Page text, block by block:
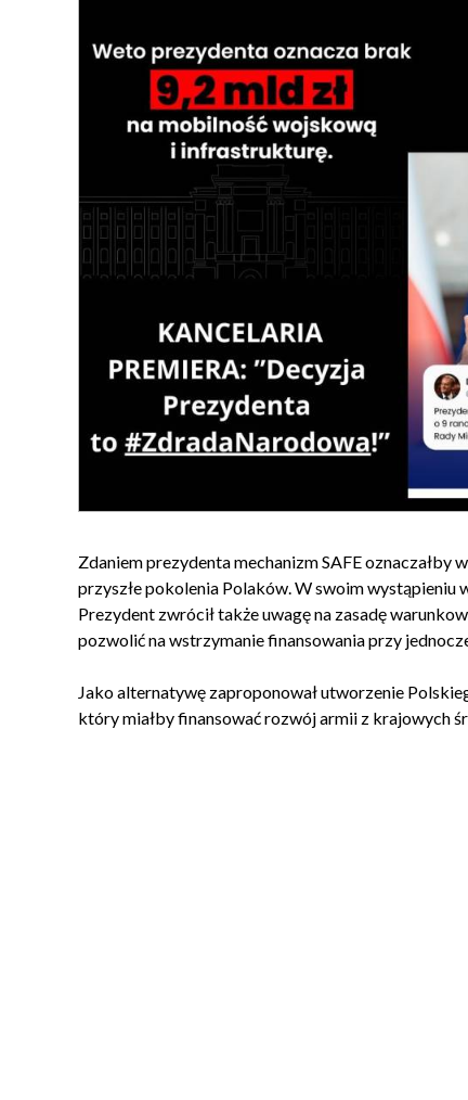
Zdaniem prezydenta mechanizm SAFE
przyszłe pokolenia Polaków. W swoim wystąpieniu
Prezydent zwrócił także uwagę na zasadę
pozwolić na wstrzymanie finansowania przy
Jako alternatywę zaproponował utworzenie
który miałby finansować rozwój armii z krajowych